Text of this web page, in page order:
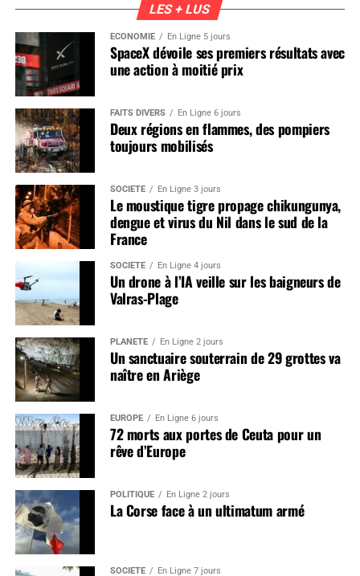
LES + LUS
ÉCONOMIE En Ligne 5 jours
SpaceX dévoile ses premiers résultats avec
une action à moitié prix
FAITS DIVERS En Ligne 6 jours
Deux régions en flammes, des pompiers
toujours mobilisés
SOCIÉTÉ En Ligne 3 jours
Le moustique tigre propage chikungunya,
dengue et virus du Nil dans le sud de la
France
SOCIÉTÉ En Ligne 4 jours
Un drone à l’IA veille sur les baigneurs de
Valras-Plage
PLANÈTE En Ligne 2 jours
Un sanctuaire souterrain de 29 grottes va
naître en Ariège
EUROPE En Ligne 6 jours
72 morts aux portes de Ceuta pour un
rêve d’Europe
POLITIQUE En Ligne 2 jours
La Corse face à un ultimatum armé
SOCIÉTÉ En Ligne 7 jours